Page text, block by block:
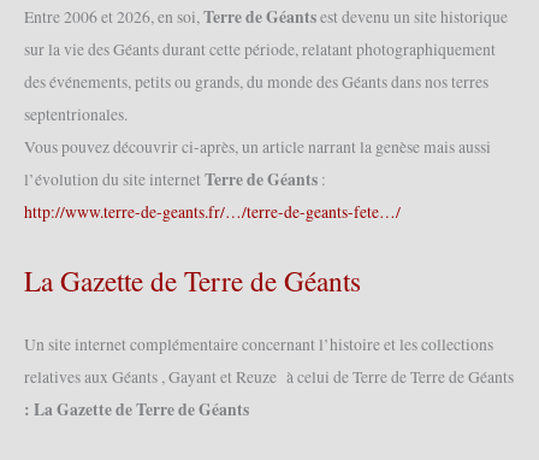
Entre 2006 et 2026, en soi,Terre de Géantsest devenu un site historique
sur la vie des Géants durant cette période, relatant photographiquement
des événements, petits ou grands, du monde des Géants dans nos terres
septentrionales.
Vous pouvez découvrir ci-après, un article narrant la genèse mais aussi
l’évolution du site internet Terre de Géants :
http://www.terre-de-geants.fr/…/terre-de-geants-fete…/
La Gazette de Terre de Géants
Un site internet complémentaire concernant l’histoire et les collections
relatives aux Géants , Gayant et Reuze à celui de Terre de Terre de Géants
: La Gazette de Terre de Géants